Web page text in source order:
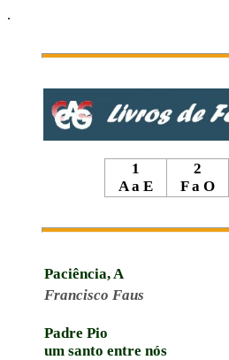
.
1
A a E
2
F a O
Paciência, A
Francisco Faus
Padre Pio
um santo entre nós